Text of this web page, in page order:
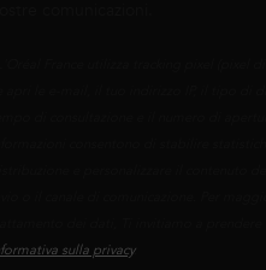
sulla privacy.